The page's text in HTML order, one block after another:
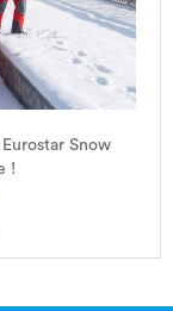
Snow
!